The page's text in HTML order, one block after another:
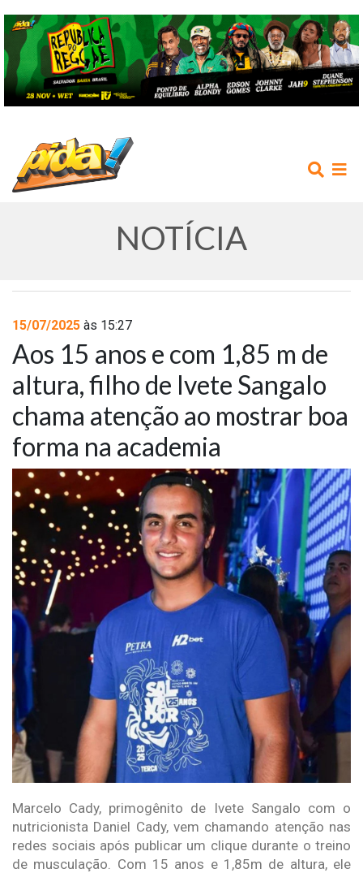
AGENDA
NOTÍCIAS
VÍDEOS
PROMOÇÕES
CONTATO
NOTÍCIA
15/07/2025 às 15:27
Aos 15 anos e com 1,85 m de
altura, filho de Ivete Sangalo
chama atenção ao mostrar boa
forma na academia
Marcelo Cady, primogênito de Ivete Sangalo com o
nutricionista Daniel Cady, vem chamando atenção nas
redes sociais após publicar um clique durante o treino
de musculação. Com 15 anos e 1,85m de altura, ele